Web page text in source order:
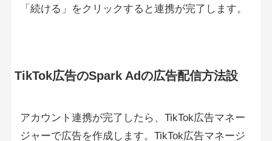
「続ける」をクリックすると連携が完了します。
TikTok広告のSpark Adの広告配信方法設
アカウント連携が完了したら、TikTok広告マネー
ジャーで広告を作成します。TikTok広告マネージ